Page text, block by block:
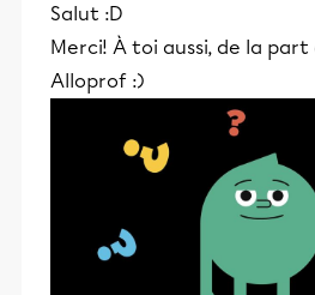
Salut :D
Merci! À toi aussi, de la
Alloprof :)